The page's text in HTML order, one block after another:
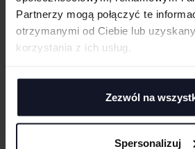
Partnerzy mogą połączyć te
otrzymanymi od Ciebie lub
korzystania z ich usług.
Zezwól na
Spersonalizuj
MASZ PYTANIA? ZAPYTAJ
Jeśli masz pytania odnośnie naszych
nasi specjaliści chętnie Ci
+48 733 904